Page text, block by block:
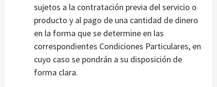
sujetos a la contratación previa del servicio o
producto y al pago de una cantidad de dinero
en la forma que se determine en las
correspondientes Condiciones Particulares, en
cuyo caso se pondrán a su disposición de
forma clara.